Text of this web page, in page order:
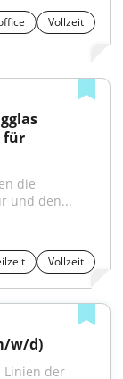
Vollzeit
für
die
und den...
Vollzeit
w/d)